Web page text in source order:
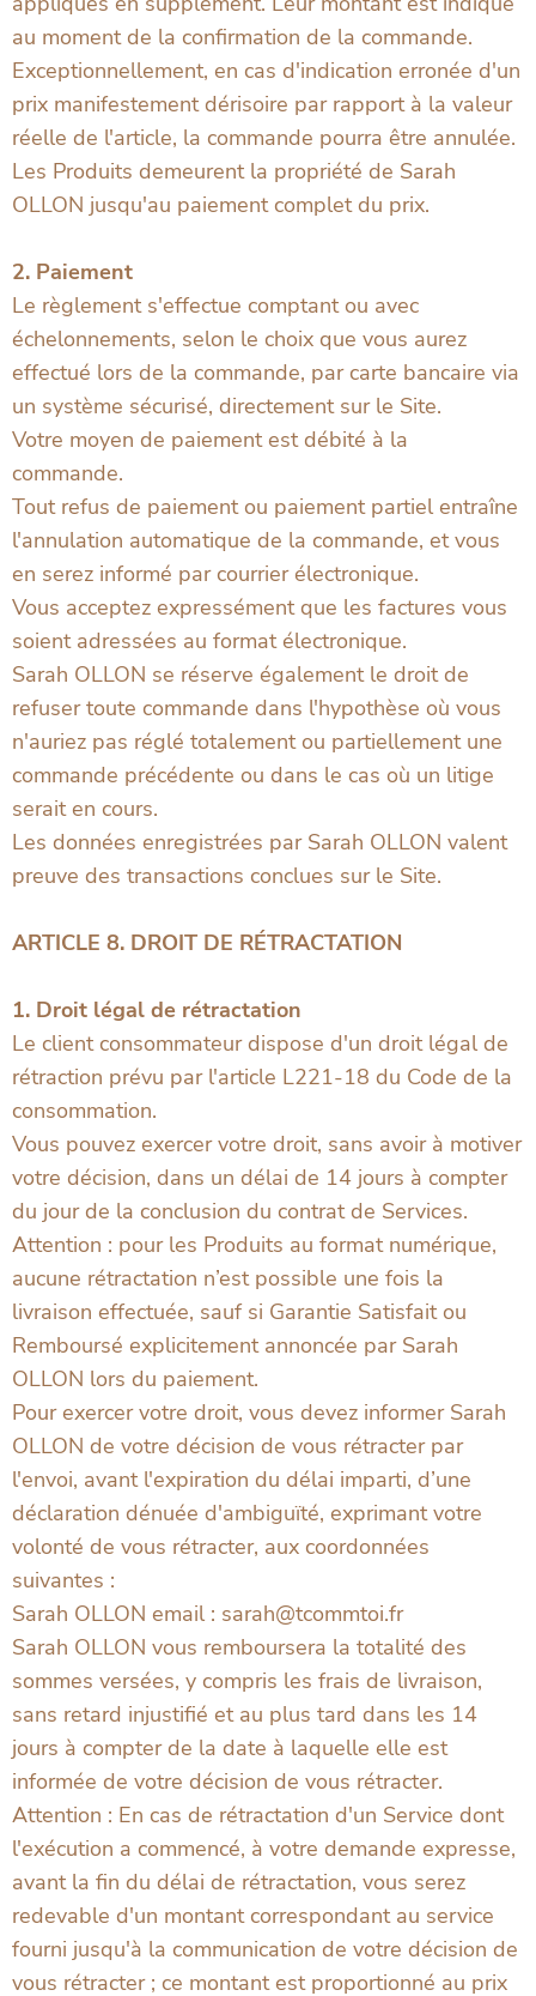
au moment de la confirmation de la commande.
Exceptionnellement, en cas d'indication erronée d'un
prix manifestement dérisoire par rapport à la valeur
réelle de l'article, la commande pourra être annulée.
Les Produits demeurent la propriété de Sarah
OLLON jusqu'au paiement complet du prix.
2. Paiement
Le règlement s'effectue comptant ou avec
échelonnements, selon le choix que vous aurez
effectué lors de la commande, par carte bancaire via
un système sécurisé, directement sur le Site.
Votre moyen de paiement est débité à la
commande.
Tout refus de paiement ou paiement partiel entraîne
l'annulation automatique de la commande, et vous
en serez informé par courrier électronique.
Vous acceptez expressément que les factures vous
soient adressées au format électronique.
Sarah OLLON se réserve également le droit de
refuser toute commande dans l'hypothèse où vous
n'auriez pas réglé totalement ou partiellement une
commande précédente ou dans le cas où un litige
serait en cours.
Les données enregistrées par Sarah OLLON valent
preuve des transactions conclues sur le Site.
ARTICLE 8. DROIT DE RÉTRACTATION
1. Droit légal de rétractation
Le client consommateur dispose d'un droit légal de
rétraction prévu par l'article L221-18 du Code de la
consommation.
Vous pouvez exercer votre droit, sans avoir à motiver
votre décision, dans un délai de 14 jours à compter
du jour de la conclusion du contrat de Services.
Attention : pour les Produits au format numérique,
aucune rétractation n’est possible une fois la
livraison effectuée, sauf si Garantie Satisfait ou
Remboursé explicitement annoncée par Sarah
OLLON lors du paiement.
Pour exercer votre droit, vous devez informer Sarah
OLLON de votre décision de vous rétracter par
l'envoi, avant l'expiration du délai imparti, d’une
déclaration dénuée d'ambiguïté, exprimant votre
volonté de vous rétracter, aux coordonnées
suivantes :
Sarah OLLON email : sarah@tcommtoi.fr
Sarah OLLON vous remboursera la totalité des
sommes versées, y compris les frais de livraison,
sans retard injustifié et au plus tard dans les 14
jours à compter de la date à laquelle elle est
informée de votre décision de vous rétracter.
Attention : En cas de rétractation d'un Service dont
l'exécution a commencé, à votre demande expresse,
avant la fin du délai de rétractation, vous serez
redevable d'un montant correspondant au service
fourni jusqu'à la communication de votre décision de
vous rétracter ; ce montant est proportionné au prix